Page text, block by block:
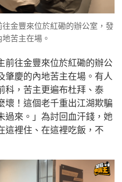
往金豐來位於紅磡的辦公室，發
苦主在場。
前往金豐來位於紅磡的辦公
肇慶的內地苦主在場。有人
科，苦主更遍布杜拜、泰
壞！這個老千重出江湖欺騙
過來。」為討回血汗錢，她
這裡住、在這裡吃飯，不